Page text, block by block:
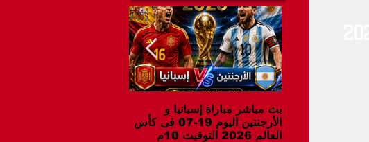
بث مباشر مباراة إسبانيا و
الأرجنتين اليوم 19-07 فى كأس
العالم 2026 التوقيت 10م